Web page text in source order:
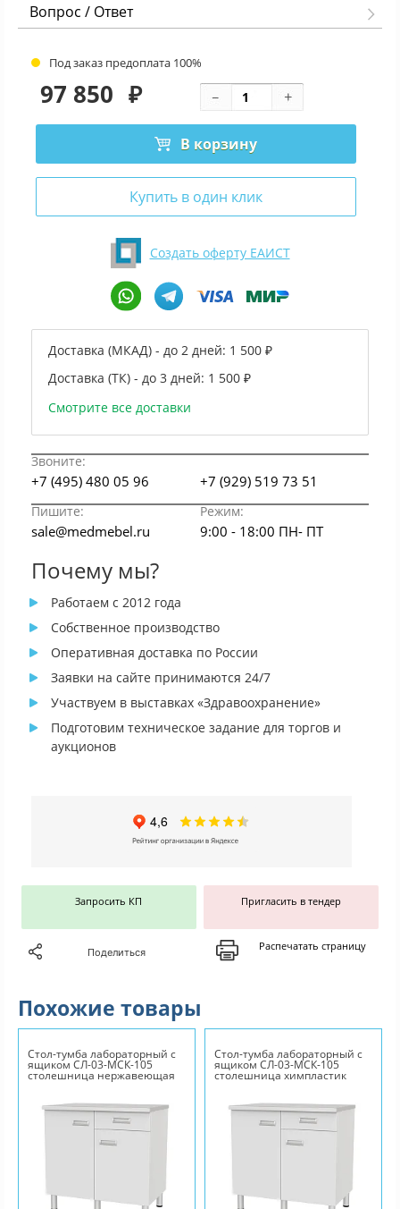
Вопрос / Ответ
Под заказ предоплата 100%
97 850 ₽
В корзину
Купить в один клик
Создать оферту ЕАИСТ
Доставка (МКАД) - до 2 дней: 1 500 ₽
Доставка (ТК) - до 3 дней: 1 500 ₽
Смотрите все доставки
Звоните:
+7 (495) 480 05 96 +7 (929) 519 73 51
Пишите: Режим:
sale@medmebel.ru 9:00 - 18:00 ПН- ПТ
Почему мы?
Работаем с 2012 года
Собственное производство
Оперативная доставка по России
Заявки на сайте принимаются 24/7
Участвуем в выставках «Здравоохранение»
Подготовим техническое задание для торгов и
аукционов
Запросить КП Пригласить в тендер
Поделиться Распечатать страницу
Похожие товары
Стол-тумба лабораторный с
ящиком СЛ-03-МСК-105
столешница нержавеющая
Стол-тумба лабораторный с
ящиком СЛ-03-МСК-105
столешница химпластик